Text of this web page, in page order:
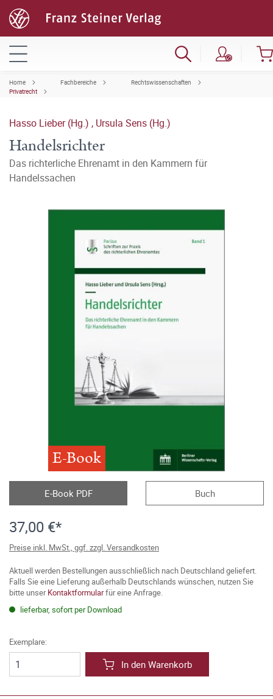
Home Fachbereiche
Rechtswissenschaften
Privatrecht
Hasso Lieber (Hg.) , Ursula Sens (Hg.)
Handelsrichter
Das richterliche Ehrenamt in den Kammern für
Handelssachen
E-Book
E-Book PDF Buch
37,00 €*
Preise inkl. MwSt., ggf. zzgl. Versandkosten
Aktuell werden Bestellungen ausschließlich nach Deutschland geliefert.
Falls Sie eine Lieferung außerhalb Deutschlands wünschen, nutzen Sie
bitte unserKontaktformularfür eine Anfrage.
lieferbar, sofort per Download
Exemplare:
In den Warenkorb